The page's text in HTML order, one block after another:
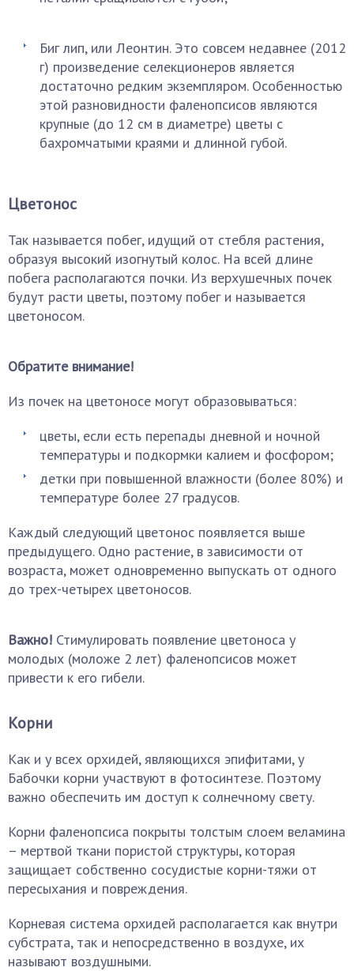
Биг лип, или Леонтин. Это совсем недавнее (2012
г) произведение селекционеров является
достаточно редким экземпляром. Особенностью
этой разновидности фаленопсисов являются
крупные (до 12 см в диаметре) цветы с
бахромчатыми краями и длинной губой.
Цветонос
Так называется побег, идущий от стебля растения,
образуя высокий изогнутый колос. На всей длине
побега располагаются почки. Из верхушечных почек
будут расти цветы, поэтому побег и называется
цветоносом.
Обратите внимание!
Из почек на цветоносе могут образовываться:
цветы, если есть перепады дневной и ночной
температуры и подкормки калием и фосфором;
детки при повышенной влажности (более 80%) и
температуре более 27 градусов.
Каждый следующий цветонос появляется выше
предыдущего. Одно растение, в зависимости от
возраста, может одновременно выпускать от одного
до трех-четырех цветоносов.
Важно! Стимулировать появление цветоноса у
молодых (моложе 2 лет) фаленопсисов может
привести к его гибели.
Корни
Как и у всех орхидей, являющихся эпифитами, у
Бабочки корни участвуют в фотосинтезе. Поэтому
важно обеспечить им доступ к солнечному свету.
Корни фаленопсиса покрыты толстым слоем веламина
– мертвой ткани пористой структуры, которая
защищает собственно сосудистые корни-тяжи от
пересыхания и повреждения.
Корневая система орхидей располагается как внутри
субстрата, так и непосредственно в воздухе, их
называют воздушными.